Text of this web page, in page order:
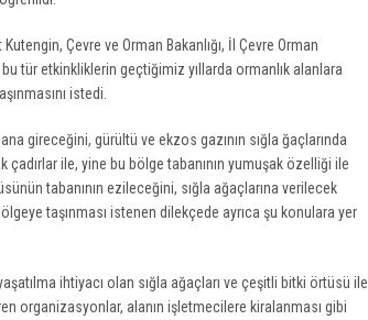
Çevre ve Orman Bakanlığı, İl Çevre Orman
tür etkinkliklerin geçtiğimiz yıllarda ormanlık alanlara
istedi.
gireceğini, gürültü ve ekzos gazının sığla ğaçlarında
ile, yine bu bölge tabanının yumuşak özelliği ile
tabanının ezileceğini, sığla ağaçlarına verilecek
taşınması istenen dilekçede ayrıca şu konulara yer
ihtiyacı olan sığla ağaçları ve çeşitli bitki örtüsü ile
organizasyonlar, alanın işletmecilere kiralanması gibi